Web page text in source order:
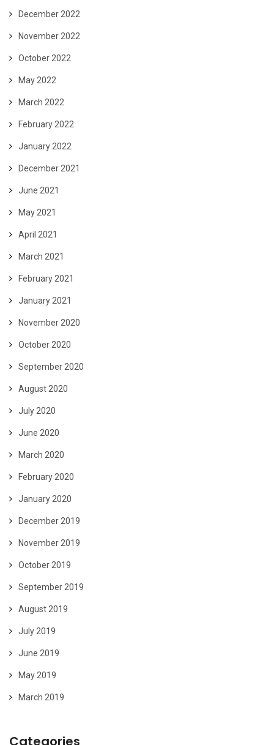
December 2022
November 2022
October 2022
May 2022
March 2022
February 2022
January 2022
December 2021
June 2021
May 2021
April 2021
March 2021
February 2021
January 2021
November 2020
October 2020
September 2020
August 2020
July 2020
June 2020
March 2020
February 2020
January 2020
December 2019
November 2019
October 2019
September 2019
August 2019
July 2019
June 2019
May 2019
March 2019
Categories